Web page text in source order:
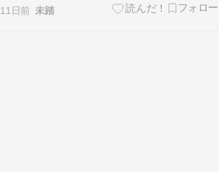
岐阜児童相談所(忠節) 忠雪橋 チンチン電車 大平
石油 市民センター(ローラースケート) 丸物百貨店
11日前 未踏